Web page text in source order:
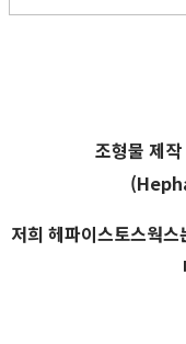
조형물 제
저희 헤파이스토스웍